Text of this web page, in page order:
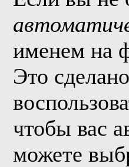
именем на
Это
чтобы вас
можете